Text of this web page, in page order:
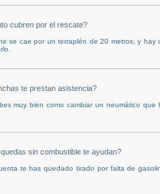
cubren por el rescate?
se cae por un terraplén de 20 metros, y hay
te prestan asistencia?
muy bien como cambiar un neumático que
sin combustible te ayudan?
te has quedado tirado por falta de